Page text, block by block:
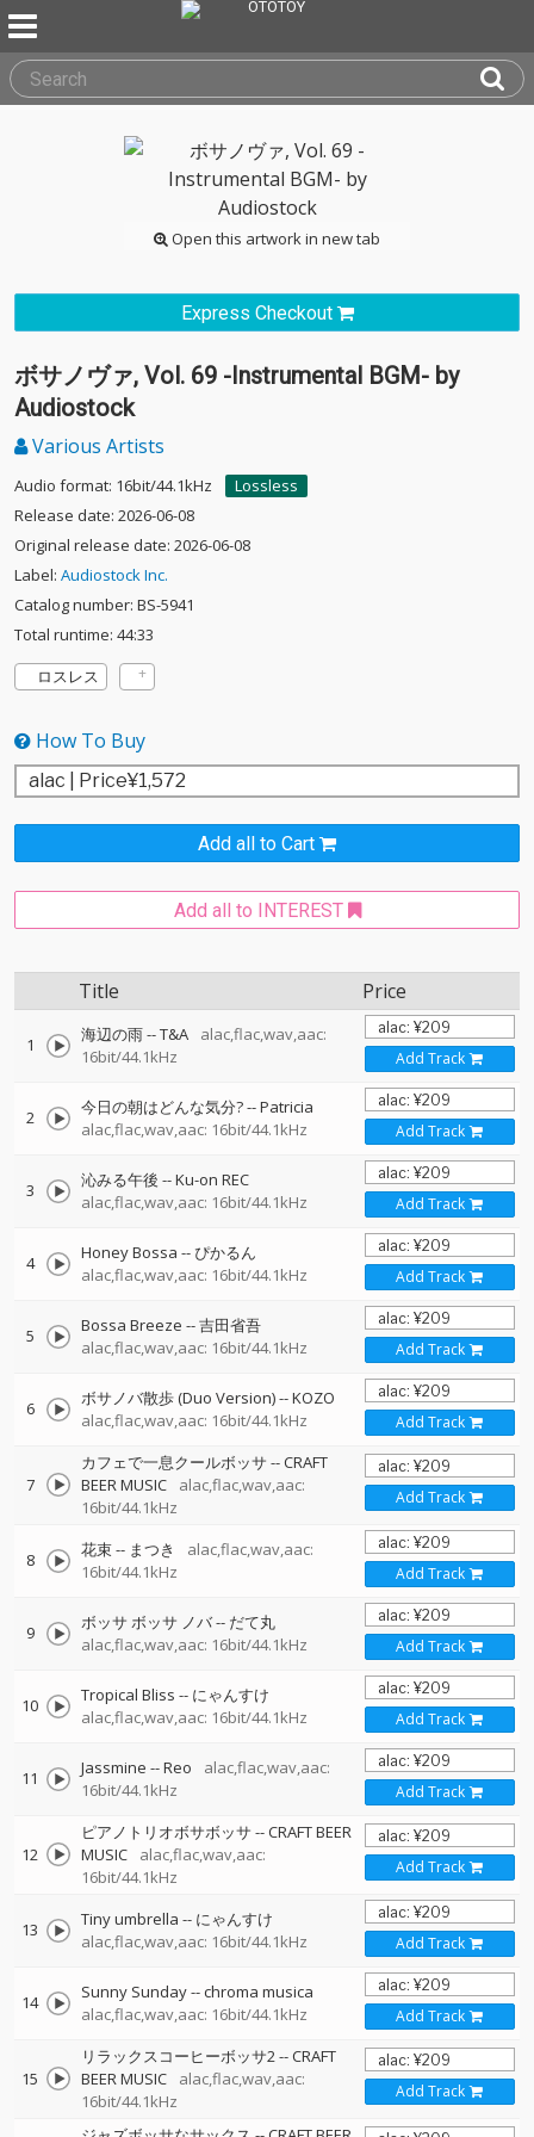
Open this artwork in new tab
Express Checkout
ボサノヴァ, Vol. 69 -Instrumental BGM- by
Audiostock
Various Artists
Audio format: 16bit/44.1kHz
Lossless
Release date: 2026-06-08
Original release date: 2026-06-08
Label: Audiostock Inc.
Catalog number: BS-5941
Total runtime: 44:33
ロスレス
How To Buy
Add all to Cart
Add all to INTEREST
Title Price
1 海辺の雨--T&A
alac,flac,wav,aac:
16bit/44.1kHz
Add Track
2 今日の朝はどんな気分?--Patricia
alac,flac,wav,aac: 16bit/44.1kHz
Add Track
3 沁みる午後 --Ku-on REC
alac,flac,wav,aac: 16bit/44.1kHz
Add Track
4 Honey Bossa -- ぴかるん
alac,flac,wav,aac: 16bit/44.1kHz
Add Track
5 Bossa Breeze --吉田省吾
alac,flac,wav,aac: 16bit/44.1kHz
Add Track
6 ボサノバ散歩 (Duo Version)--KOZO
alac,flac,wav,aac: 16bit/44.1kHz
Add Track
7
カフェで一息クールボッサ --CRAFT
BEER MUSIC
alac,flac,wav,aac:
16bit/44.1kHz
Add Track
8 花束-- まつき
alac,flac,wav,aac:
16bit/44.1kHz
Add Track
9 ボッサ ボッサ ノバ-- だて丸
alac,flac,wav,aac: 16bit/44.1kHz
Add Track
10 Tropical Bliss -- にゃんすけ
alac,flac,wav,aac: 16bit/44.1kHz
Add Track
11 Jassmine --Reo
alac,flac,wav,aac:
16bit/44.1kHz
Add Track
12
ピアノトリオボサボッサ --CRAFT BEER
MUSIC
alac,flac,wav,aac:
16bit/44.1kHz
Add Track
13 Tiny umbrella -- にゃんすけ
alac,flac,wav,aac: 16bit/44.1kHz
Add Track
14 Sunny Sunday--chroma musica
alac,flac,wav,aac: 16bit/44.1kHz
Add Track
15
リラックスコーヒーボッサ2--CRAFT
BEER MUSIC
alac,flac,wav,aac:
16bit/44.1kHz
Add Track